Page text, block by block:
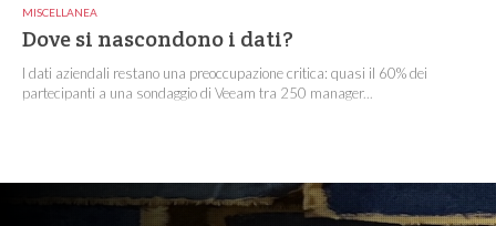
MISCELLANEA
Dove si nascondono i dati?
I dati aziendali restano una preoccupazione critica: quasi il 60% dei
partecipanti a una sondaggio di Veeam tra 250 manager...